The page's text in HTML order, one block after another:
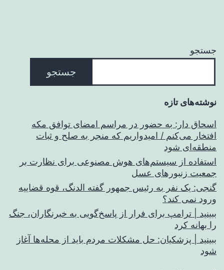
جستجو
جستجو
نوشته‌های تازه
اسحاق‌ دار: به حضور در مراسم امضای توافق مکه
افتخار می‌کنم / امیدواریم که منجر به صلح و ثبات
منطقه‌ای شود
استفاده از سیستم‌های هوش مصنوعی برای نظارت بر
جمعیت زنبورهای عسل
گنجی: یک نفر به رئیس جمهور گفته الدنگ، قوه قضاییه
ورود نمی کند؟
ببینید | ترامپ برای فرار از پاسخ‌گویی به خبرنگاران، جنگ
را بهانه کرد
ببینید | پزشکیان: حل مشکلات مردم باید از محله‌ها آغاز
شود